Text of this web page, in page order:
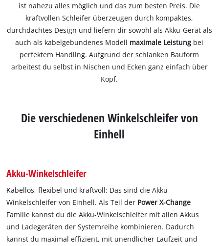
ist nahezu alles möglich und das zum besten Preis. Die
kraftvollen Schleifer überzeugen durch kompaktes,
durchdachtes Design und liefern dir sowohl als Akku-Gerät als
auch als kabelgebundenes Modell maximale Leistung bei
perfektem Handling. Aufgrund der schlanken Bauform
arbeitest du selbst in Nischen und Ecken ganz einfach über
Kopf.
Die verschiedenen Winkelschleifer von
Einhell
Akku-Winkelschleifer
Kabellos, flexibel und kraftvoll: Das sind die Akku-
Winkelschleifer von Einhell. Als Teil der Power X-Change
Familie kannst du die Akku-Winkelschleifer mit allen Akkus
und Ladegeräten der Systemreihe kombinieren. Dadurch
kannst du maximal effizient, mit unendlicher Laufzeit und